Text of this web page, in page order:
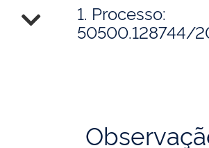
1. Processo:
50500.128744/